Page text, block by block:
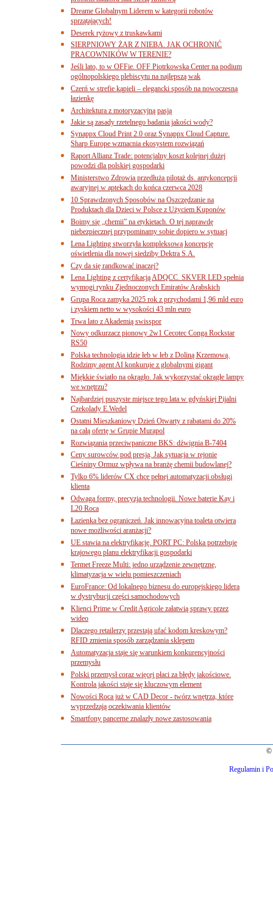
Dreame Globalnym Liderem w kategorii robotów
sprzątających!
Deserek ryżowy z truskawkami
SIERPNIOWY ŻAR Z NIEBA. JAK OCHRONIĆ
PRACOWNIKÓW W TERENIE?
Jeśli lato, to w OFFie. OFF Piotrkowska Center na podium
ogólnopolskiego plebiscytu na najlepszą wak
Czerń w strefie kąpieli – elegancki sposób na nowoczesną
łazienkę
Architektura z motoryzacyjną pasją
Jakie są zasady rzetelnego badania jakości wody?
Synappx Cloud Print 2.0 oraz Synappx Cloud Capture.
Sharp Europe wzmacnia ekosystem rozwiązań
Raport Allianz Trade: potencjalny koszt kolejnej dużej
powodzi dla polskiej gospodarki
Ministerstwo Zdrowia przedłuża pilotaż ds. antykoncepcji
awaryjnej w aptekach do końca czerwca 2028
10 Sprawdzonych Sposobów na Oszczędzanie na
Produktach dla Dzieci w Polsce z Użyciem Kuponów
Boimy się „chemii” na etykietach. O tej naprawdę
niebezpiecznej przypominamy sobie dopiero w sytuacj
Lena Lighting stworzyła kompleksową koncepcję
oświetlenia dla nowej siedziby Dektra S.A.
Czy da się randkować inaczej?
Lena Lighting z certyfikacją ADQCC. SKVER LED spełnia
wymogi rynku Zjednoczonych Emiratów Arabskich
Grupa Roca zamyka 2025 rok z przychodami 1,96 mld euro
i zyskiem netto w wysokości 43 mln euro
Trwa lato z Akademią swisspor
Nowy odkurzacz pionowy 2w1 Cecotec Conga Rockstar
RS50
Polska technologia idzie łeb w łeb z Doliną Krzemową.
Rodzimy agent AI konkuruje z globalnymi gigant
Miękkie światło na okrągło. Jak wykorzystać okrągłe lampy
we wnętrzu?
Najbardziej puszyste miejsce tego lata w gdyńskiej Pijalni
Czekolady E.Wedel
Ostatni Mieszkaniowy Dzień Otwarty z rabatami do 20%
na całą ofertę w Grupie Murapol
Rozwiązania przeciwpaniczne BKS: dźwignia B-7404
Ceny surowców pod presją. Jak sytuacja w rejonie
Cieśniny Ormuz wpływa na branżę chemii budowlanej?
Tylko 6% liderów CX chce pełnej automatyzacji obsługi
klienta
Odwaga formy, precyzja technologii. Nowe baterie Kay i
L20 Roca
Łazienka bez ograniczeń. Jak innowacyjna toaleta otwiera
nowe możliwości aranżacji?
UE stawia na elektryfikację. PORT PC: Polska potrzebuje
krajowego planu elektryfikacji gospodarki
Termet Freeze Multi: jedno urządzenie zewnętrzne,
klimatyzacja w wielu pomieszczeniach
EuroFrance: Od lokalnego biznesu do europejskiego lidera
w dystrybucji części samochodowych
Klienci Prime w Credit Agricole załatwią sprawy przez
wideo
Dlaczego retailerzy przestają ufać kodom kreskowym?
RFID zmienia sposób zarządzania sklepem
Automatyzacja staje się warunkiem konkurencyjności
przemysłu
Polski przemysł coraz więcej płaci za błędy jakościowe.
Kontrola jakości staje się kluczowym element
Nowości Roca już w CAD Decor - twórz wnętrza, które
wyprzedzają oczekiwania klientów
Smartfony pancerne znalazły nowe zastosowania
©
Regulamin i